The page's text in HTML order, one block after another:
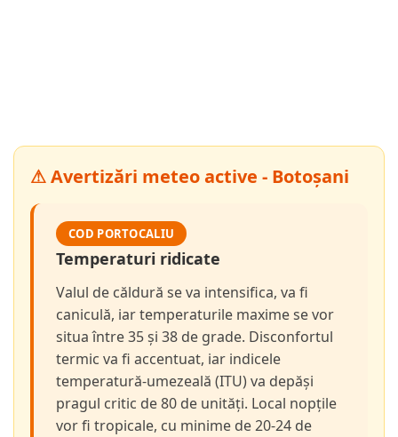
⚠ Avertizări meteo active - Botoșani
COD PORTOCALIU
Temperaturi ridicate
Valul de căldură se va intensifica, va fi
caniculă, iar temperaturile maxime se vor
situa între 35 și 38 de grade. Disconfortul
termic va fi accentuat, iar indicele
temperatură-umezeală (ITU) va depăși
pragul critic de 80 de unități. Local nopțile
vor fi tropicale, cu minime de 20-24 de